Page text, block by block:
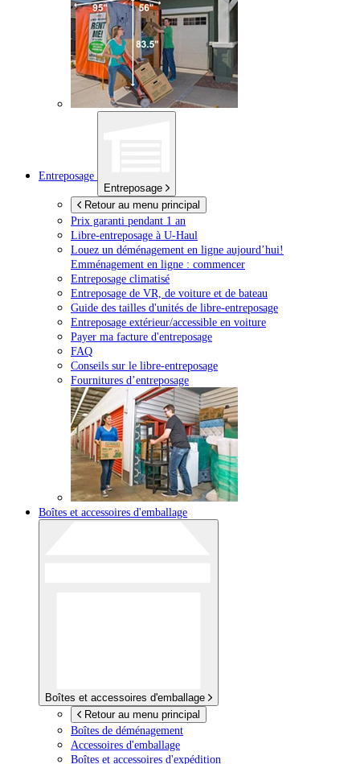
Entreposage
Entreposage
Retour au menu principal
Prix garanti pendant 1 an
Libre-entreposage à U-Haul
Louez un déménagement en ligne aujourd’hui!
Emménagement en ligne : commencer
Entreposage climatisé
Entreposage de VR, de voiture et de bateau
Guide des tailles d'unités de libre-entreposage
Entreposage extérieur/accessible en voiture
Payer ma facture d'entreposage
FAQ
Conseils sur le libre-entreposage
Fournitures d’entreposage
Boîtes et accessoires d'emballage
Boîtes et accessoires d'emballage
Retour au menu principal
Boîtes de déménagement
Accessoires d'emballage
Boîtes et accessoires d'expédition